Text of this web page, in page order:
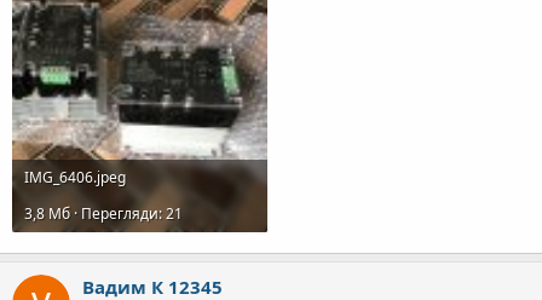
IMG_6406.jpeg
3,8 Mб · Перегляди: 21
Вадим К 12345